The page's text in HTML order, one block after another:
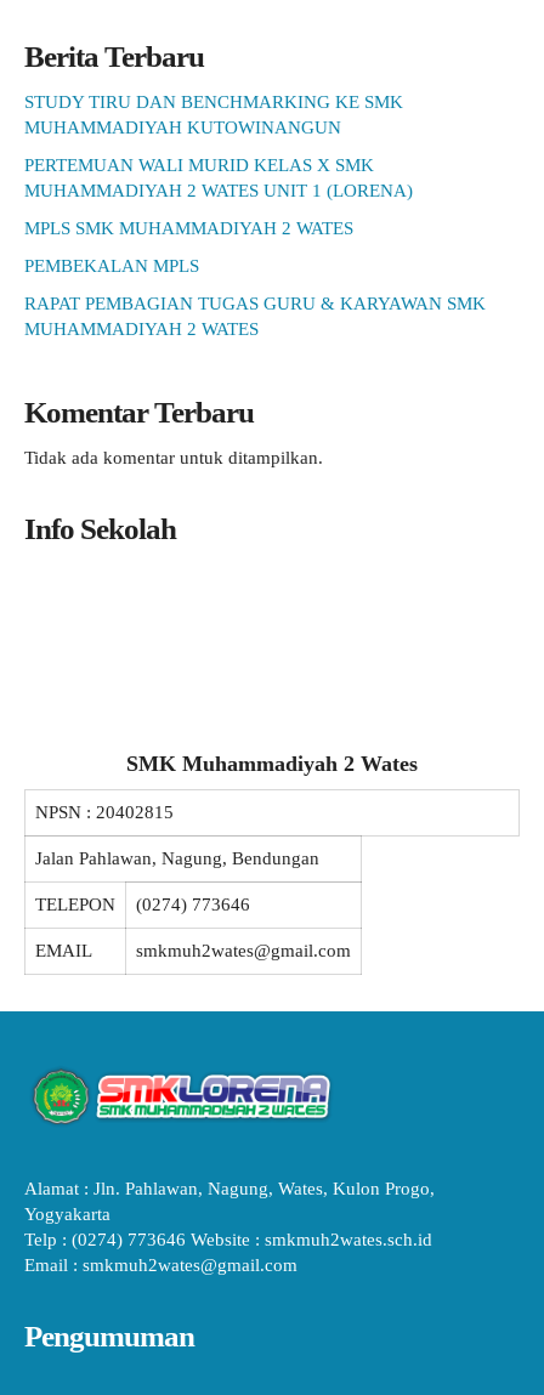
Berita Terbaru
STUDY TIRU DAN BENCHMARKING KE SMK
MUHAMMADIYAH KUTOWINANGUN
PERTEMUAN WALI MURID KELAS X SMK
MUHAMMADIYAH 2 WATES UNIT 1 (LORENA)
MPLS SMK MUHAMMADIYAH 2 WATES
PEMBEKALAN MPLS
RAPAT PEMBAGIAN TUGAS GURU & KARYAWAN SMK
MUHAMMADIYAH 2 WATES
Komentar Terbaru
Tidak ada komentar untuk ditampilkan.
Info Sekolah
SMK Muhammadiyah 2 Wates
NPSN : 20402815
Jalan Pahlawan, Nagung, Bendungan
TELEPON (0274) 773646
EMAIL smkmuh2wates@gmail.com
Alamat : Jln. Pahlawan, Nagung, Wates, Kulon Progo,
Yogyakarta
Telp : (0274) 773646 Website : smkmuh2wates.sch.id
Email : smkmuh2wates@gmail.com
Pengumuman